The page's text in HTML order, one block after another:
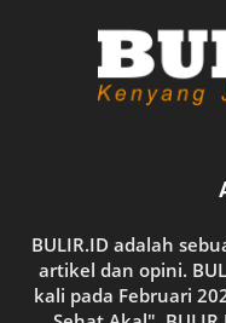
BULIR.ID adalah
artikel dan opini.
kali pada Februari